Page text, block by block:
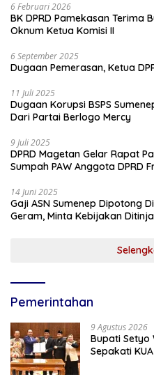
6 Februari 2026
BK DPRD Pamekasan Terima
Oknum Ketua Komisi II
6 September 2025
Dugaan Pemerasan, Ketua
11 Juli 2025
Dugaan Korupsi BSPS
Dari Partai Berlogo Mercy
9 Juli 2025
DPRD Magetan Gelar Rapat
Sumpah PAW Anggota DPRD
14 Juni 2025
Gaji ASN Sumenep Dipotong
Geram, Minta Kebijakan
Pemerintahan
9 Agustus 2026
Bupati Setyo
Sepakati